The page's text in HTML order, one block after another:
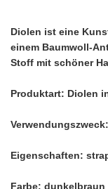
Diolen ist eine
einem Baumwoll-
Stoff mit schöner
Produktart: Diolen
Eigenschaften:
Farbe: dunkelbraun